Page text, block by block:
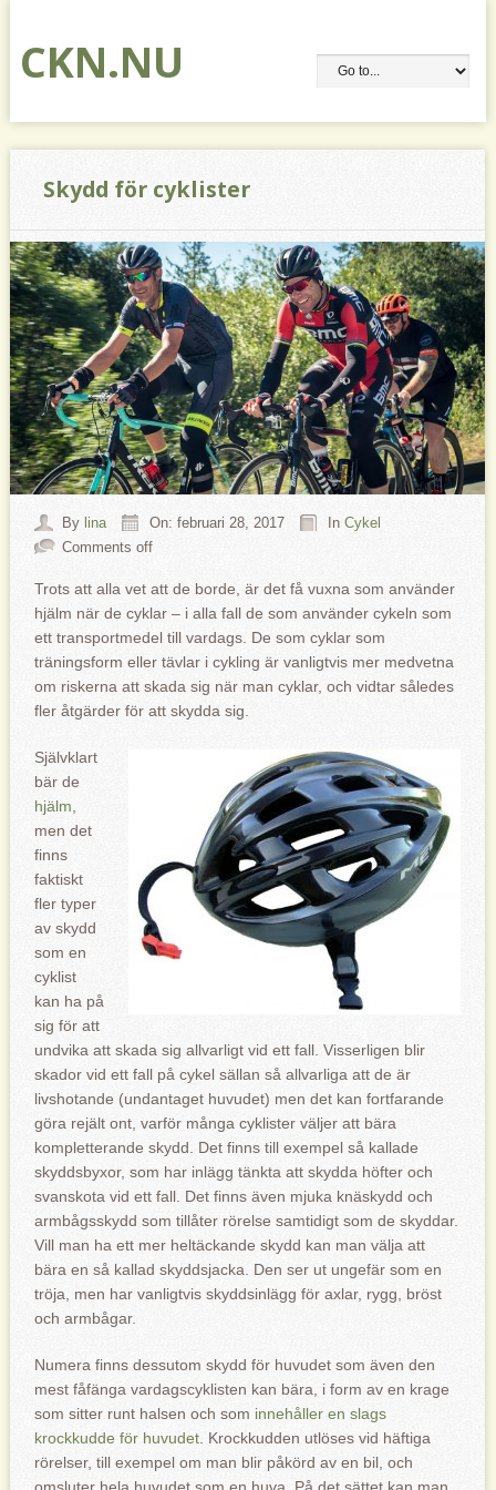
CKN.NU
Skydd för cyklister
By lina On: februari 28, 2017 In Cykel
Comments off
Trots att alla vet att de borde, är det få vuxna som använder
hjälm när de cyklar – i alla fall de som använder cykeln som
ett transportmedel till vardags. De som cyklar som
träningsform eller tävlar i cykling är vanligtvis mer medvetna
om riskerna att skada sig när man cyklar, och vidtar således
fler åtgärder för att skydda sig.
Självklart
bär de
hjälm
men det
finns
faktiskt
fler typer
av skydd
som en
cyklist
kan ha på
sig för att
undvika att skada sig allvarligt vid ett fall. Visserligen blir
skador vid ett fall på cykel sällan så allvarliga att de är
livshotande (undantaget huvudet) men det kan fortfarande
göra rejält ont, varför många cyklister väljer att bära
kompletterande skydd. Det finns till exempel så kallade
skyddsbyxor, som har inlägg tänkta att skydda höfter och
svanskota vid ett fall. Det finns även mjuka knäskydd och
armbågsskydd som tillåter rörelse samtidigt som de skyddar.
Vill man ha ett mer heltäckande skydd kan man välja att
bära en så kallad skyddsjacka. Den ser ut ungefär som en
tröja, men har vanligtvis skyddsinlägg för axlar, rygg, bröst
och armbågar.
Numera finns dessutom skydd för huvudet som även den
mest fåfänga vardagscyklisten kan bära, i form av en krage
som sitter runt halsen och som innehåller en slags
krockkudde för huvudet. Krockkudden utlöses vid häftiga
rörelser, till exempel om man blir påkörd av en bil, och